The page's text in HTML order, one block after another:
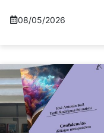
08/05/2026